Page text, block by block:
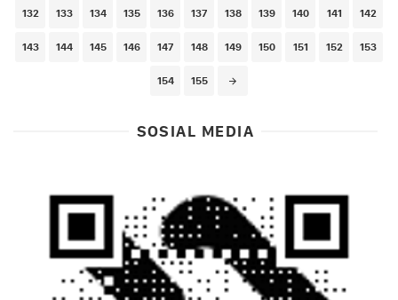
132 133 134 135 136 137 138 139 140 141 142
143 144 145 146 147 148 149 150 151 152 153
154 155
SOSIAL MEDIA